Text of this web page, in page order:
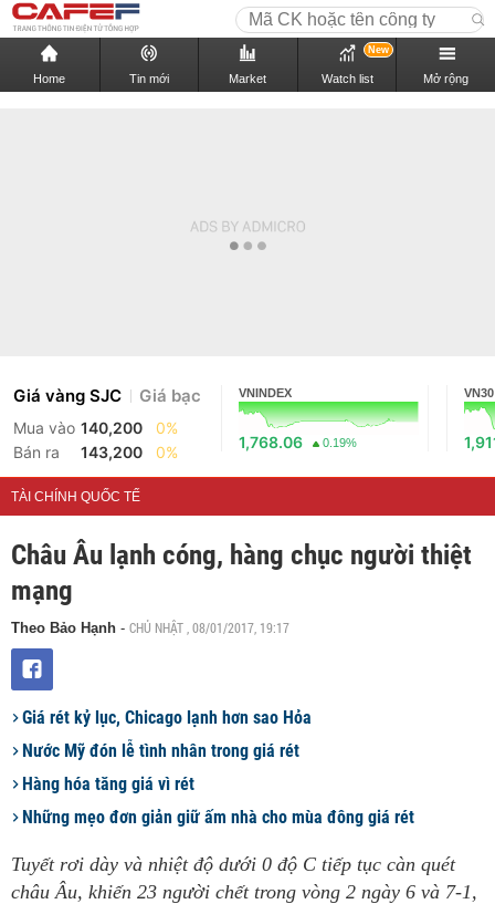
Home Tin mới Market Watch list
New
Mở rộng
Giá vàng SJC Giá bạc
Mua vào 140,200
0%
Bán ra
143,200 0%
VNINDEX
1,768.06 0.19%
VN30
TÀI CHÍNH QUỐC TẾ
Châu Âu lạnh cóng, hàng chục người thiệt
mạng
Theo Bảo Hạnh - CHỦ NHẬT , 08/01/2017, 19:17
Giá rét kỷ lục, Chicago lạnh hơn sao Hỏa
Nước Mỹ đón lễ tình nhân trong giá rét
Hàng hóa tăng giá vì rét
Những mẹo đơn giản giữ ấm nhà cho mùa đông giá rét
Tuyết rơi dày và nhiệt độ dưới 0 độ C tiếp tục càn quét
châu Âu, khiến 23 người chết trong vòng 2 ngày 6 và 7-1,